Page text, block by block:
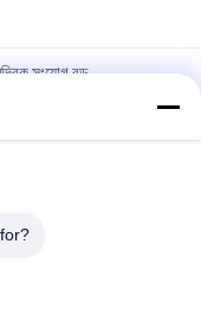
সংযোগ রড
ইস্পাত শ্যাফ্ট, মোটর
মেরিন শ্যাফ্ট,